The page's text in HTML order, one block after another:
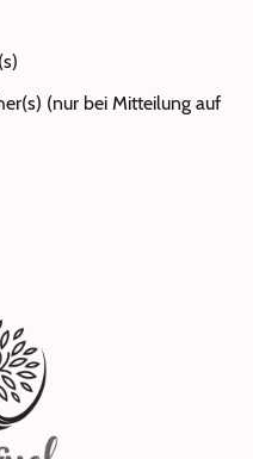
(nur bei Mitteilung auf